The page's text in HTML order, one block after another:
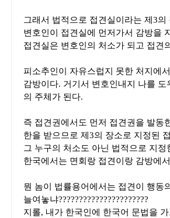
그래서 법적으로 접견실이라는 제3의
변호인이 접견실에 먼저가서 감방을
접견실은 변호인의 처소가 되고 접견
피소추인이 자유스럽지 못한 처지에
감방이다. 거기서 변호인내지 나를
의 주체가 된다.
즉 접견권에서도 먼저 접견권을 발동
한을 받으므로 제3의 장소로 지정된
그 누구의 처소도 아닌 법적으로 지
한국에서는 면회랑 접견이랑 감방에
뭔 놈이 법률용어에서는 접견이 행동
늘여놓냐??????????????????????
지롤, 내가 한국인에 한국어 문법을